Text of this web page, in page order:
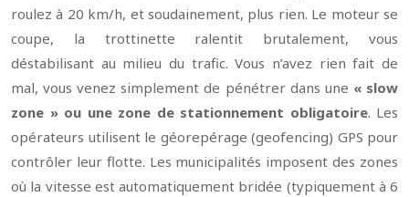
roulez à 20 km/h, et soudainement, plus rien. Le moteur se
coupe, la trottinette ralentit brutalement, vous
déstabilisant au milieu du trafic. Vous n’avez rien fait de
mal, vous venez simplement de pénétrer dans une « slow
zone » ou une zone de stationnement obligatoire. Les
opérateurs utilisent le géorepérage (geofencing) GPS pour
contrôler leur flotte. Les municipalités imposent des zones
où la vitesse est automatiquement bridée (typiquement à 6